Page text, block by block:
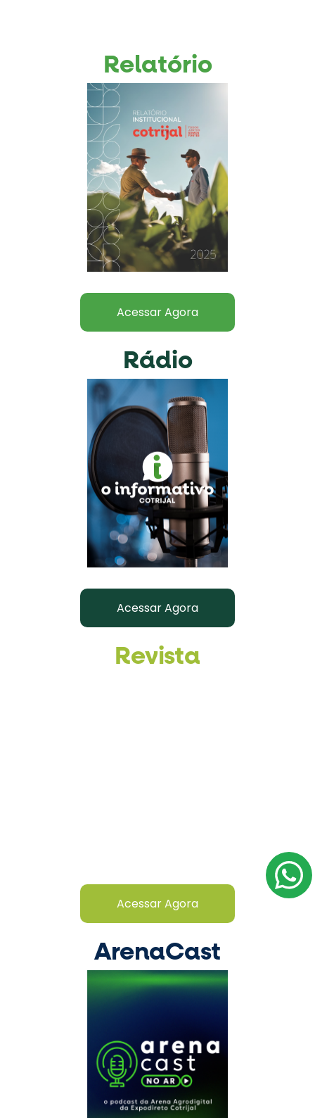
Relatório
Acessar Agora
Rádio
Acessar Agora
Revista
Acessar Agora
ArenaCast